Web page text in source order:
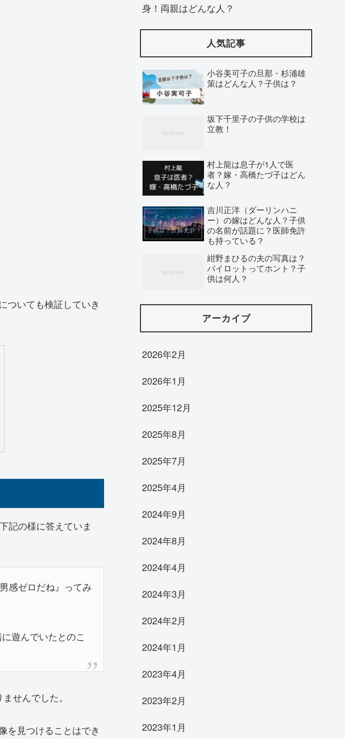
ついても検証していき
記の様に答えていま
感ゼロだね』ってみ
遊んでいたとのこ
せんでした。
を見つけることはでき
身！両親はどんな人？
人気記事
小谷美可子の旦那・杉浦雄
策はどんな人？子供は？
坂下千里子の子供の学校は
立教！
村上龍は息子が1人で医
者？嫁・高橋たづ子はどん
な人？
吉川正洋（ダーリンハニ
ー）の嫁はどんな人？子供
の名前が話題に？医師免許
も持っている？
紺野まひるの夫の写真は？
パイロットってホント？子
供は何人？
アーカイブ
2026年2月
2026年1月
2025年12月
2025年8月
2025年7月
2025年4月
2024年9月
2024年8月
2024年4月
2024年3月
2024年2月
2024年1月
2023年4月
2023年2月
2023年1月